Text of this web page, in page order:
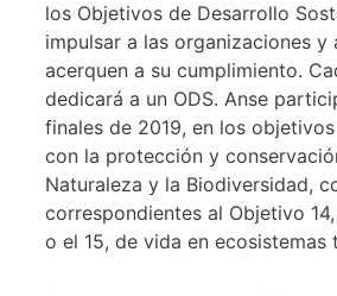
los Objetivos de Desarrollo
impulsar a las organizaciones y
acerquen a su cumplimiento.
dedicará a un ODS. Anse
finales de 2019, en los
con la protección y
Naturaleza y la Biodiversidad,
correspondientes al Objetivo
o el 15, de vida en ecosistemas